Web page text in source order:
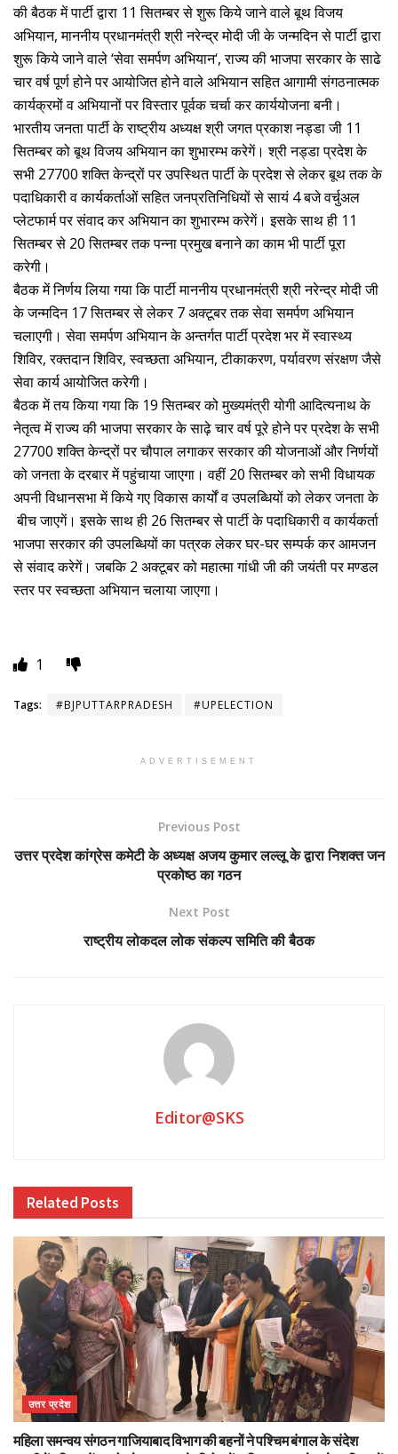
की बैठक में पार्टी द्वारा 11 सितम्बर से शुरू किये जाने वाले बूथ विजय
अभियान, माननीय प्रधानमंत्री श्री नरेन्द्र मोदी जी के जन्मदिन से पार्टी द्वारा
शुरू किये जाने वाले ‘सेवा समर्पण अभियान‘, राज्य की भाजपा सरकार के साढे
चार वर्ष पूर्ण होने पर आयोजित होने वाले अभियान सहित आगामी संगठनात्मक
कार्यक्रमों व अभियानों पर विस्तार पूर्वक चर्चा कर कार्ययोजना बनी।
भारतीय जनता पार्टी के राष्ट्रीय अध्यक्ष श्री जगत प्रकाश नड्डा जी 11
सितम्बर को बूथ विजय अभियान का शुभारम्भ करेगें। श्री नड्डा प्रदेश के
सभी 27700 शक्ति केन्द्रों पर उपस्थित पार्टी के प्रदेश से लेकर बूथ तक के
पदाधिकारी व कार्यकर्ताओं सहित जनप्रतिनिधियों से सायं 4 बजे वर्चुअल
प्लेटफार्म पर संवाद कर अभियान का शुभारम्भ करेगें। इसके साथ ही 11
सितम्बर से 20 सितम्बर तक पन्ना प्रमुख बनाने का काम भी पार्टी पूरा
करेगी।
बैठक में निर्णय लिया गया कि पार्टी माननीय प्रधानमंत्री श्री नरेन्द्र मोदी जी
के जन्मदिन 17 सितम्बर से लेकर 7 अक्टूबर तक सेवा समर्पण अभियान
चलाएगी। सेवा समर्पण अभियान के अन्तर्गत पार्टी प्रदेश भर में स्वास्थ्य
शिविर, रक्तदान शिविर, स्वच्छता अभियान, टीकाकरण, पर्यावरण संरक्षण जैसे
सेवा कार्य आयोजित करेगी।
बैठक में तय किया गया कि 19 सितम्बर को मुख्यमंत्री योगी आदित्यनाथ के
नेतृत्व में राज्य की भाजपा सरकार के साढ़े चार वर्ष पूरे होने पर प्रदेश के सभी
27700 शक्ति केन्द्रों पर चौपाल लगाकर सरकार की योजनाओं और निर्णयों
को जनता के दरबार में पहुंचाया जाएगा। वहीं 20 सितम्बर को सभी विधायक
अपनी विधानसभा में किये गए विकास कार्यों व उपलब्धियों को लेकर जनता के
बीच जाएगें। इसके साथ ही 26 सितम्बर से पार्टी के पदाधिकारी व कार्यकर्ता
भाजपा सरकार की उपलब्धियों का पत्रक लेकर घर-घर सम्पर्क कर आमजन
से संवाद करेगें। जबकि 2 अक्टूबर को महात्मा गांधी जी की जयंती पर मण्डल
स्तर पर स्वच्छता अभियान चलाया जाएगा।
1
Tags: #BJPUTTARPRADESH #UPELECTION
ADVERTISEMENT
Previous Post
उत्तर प्रदेश कांग्रेस कमेटी के अध्यक्ष अजय कुमार लल्लू के द्वारा निशक्त जन
प्रकोष्ठ का गठन
Next Post
राष्ट्रीय लोकदल लोक संकल्प समिति की बैठक
Editor@SKS
Related Posts
उत्तर प्रदेश
महिला समन्वय संगठन गाजियाबाद विभाग की बहनों ने पश्चिम बंगाल के संदेश